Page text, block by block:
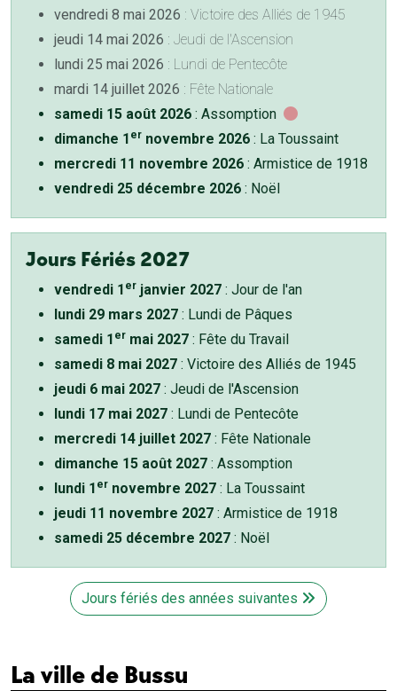
vendredi 8 mai 2026 : Victoire des Alliés de 1945
jeudi 14 mai 2026 : Jeudi de l'Ascension
lundi 25 mai 2026 : Lundi de Pentecôte
mardi 14 juillet 2026 : Fête Nationale
samedi 15 août 2026 : Assomption
dimanche 1 er novembre 2026 : La Toussaint
mercredi 11 novembre 2026 : Armistice de 1918
vendredi 25 décembre 2026 : Noël
Jours Fériés 2027
vendredi 1 er janvier 2027 : Jour de l'an
lundi 29 mars 2027 : Lundi de Pâques
samedi 1 er mai 2027 : Fête du Travail
samedi 8 mai 2027 : Victoire des Alliés de 1945
jeudi 6 mai 2027 : Jeudi de l'Ascension
lundi 17 mai 2027 : Lundi de Pentecôte
mercredi 14 juillet 2027 : Fête Nationale
dimanche 15 août 2027 : Assomption
lundi 1 er novembre 2027 : La Toussaint
jeudi 11 novembre 2027 : Armistice de 1918
samedi 25 décembre 2027 : Noël
Jours fériés des années suivantes
La ville de Bussu